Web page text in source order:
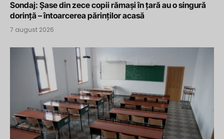
Sondaj: Șase din zece copii rămași în țară au o singură
dorință – întoarcerea părinților acasă
7 august 2026